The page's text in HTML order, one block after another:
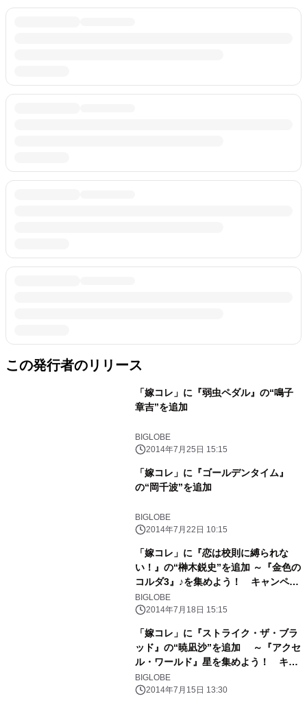
この発行者のリリース
「嫁コレ」に『弱虫ペダル』の“鳴子
章吉”を追加
BIGLOBE
2014年7月25日 15:15
「嫁コレ」に『ゴールデンタイム』
の“岡千波”を追加
BIGLOBE
2014年7月22日 10:15
「嫁コレ」に『恋は校則に縛られな
い！』の“榊木鋭史”を追加 ～『金色の
コルダ3』♪を集めよう！ キャンペー
ンも実施～
BIGLOBE
2014年7月18日 15:15
「嫁コレ」に『ストライク・ザ・ブラ
ッド』の“暁凪沙”を追加 ～『アクセ
ル・ワールド』星を集めよう！ キャ
ンペーンも実施～
BIGLOBE
2014年7月15日 13:30